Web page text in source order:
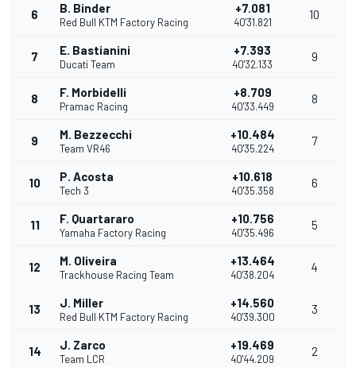
6 B. Binder
Red Bull KTM Factory Racing
+7.081
40'31.821
10
7 E. Bastianini
Ducati Team
+7.393
40'32.133
9
8 F. Morbidelli
Pramac Racing
+8.709
40'33.449
8
9 M. Bezzecchi
Team VR46
+10.484
40'35.224
7
10 P. Acosta
Tech 3
+10.618
40'35.358
6
11 F. Quartararo
Yamaha Factory Racing
+10.756
40'35.496
5
12 M. Oliveira
Trackhouse Racing Team
+13.464
40'38.204
4
13 J. Miller
Red Bull KTM Factory Racing
+14.560
40'39.300
3
14 J. Zarco
Team LCR
+19.469
40'44.209
2